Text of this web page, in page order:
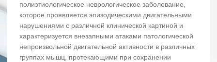
полиэтиологическое неврологическое заболевание,
которое проявляется эпизодическими двигательными
нарушениями с различной клинической картиной и
характеризуется внезапными атаками патологической
непроизвольной двигательной активности в различных
группах мышц, протекающими при сохранении